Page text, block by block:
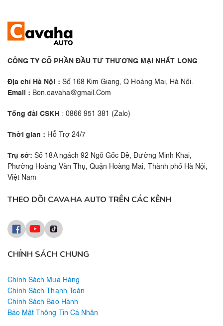
CÔNG TY CỔ PHẦN ĐẦU TƯ THƯƠNG MẠI NHẤT LONG
Địa chỉ Hà Nội : Số 168 Kim Giang, Q Hoàng Mai, Hà Nội.
Email : Bon.cavaha@gmail.Com
Tổng đài CSKH : 0866 951 381 (Zalo)
Thời gian : Hỗ Trợ 24/7
Trụ sở: Số 18A ngách 92 Ngõ Gốc Đề, Đường Minh Khai,
Phường Hoàng Văn Thụ, Quận Hoàng Mai, Thành phố Hà Nội,
Việt Nam
CHÍNH SÁCH CHUNG
Chính Sách Mua Hàng
Chính Sách Thanh Toán
Chính Sách Bảo Hành
Bảo Mật Thông Tin Cá Nhân
THEO DÕI CAVAHA AUTO TRÊN CÁC KÊNH